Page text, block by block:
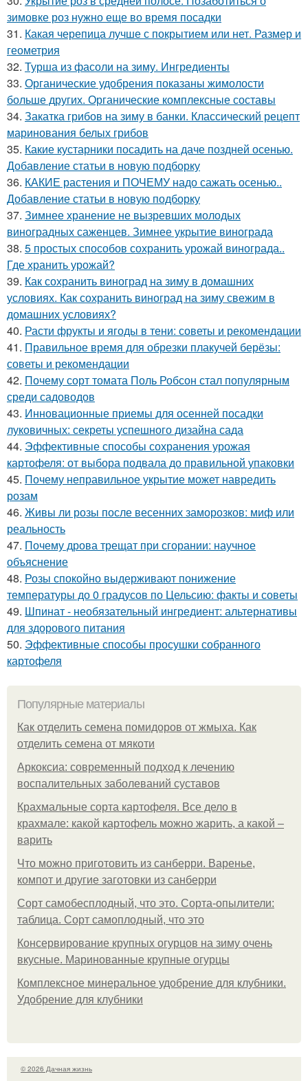
зимовке роз нужно еще во время посадки
31. Какая черепица лучше с покрытием или нет. Размер и
геометрия
32. Турша из фасоли на зиму. Ингредиенты
33. Органические удобрения показаны жимолости
больше других. Органические комплексные составы
34. Закатка грибов на зиму в банки. Классический рецепт
маринования белых грибов
35. Какие кустарники посадить на даче поздней осенью.
Добавление статьи в новую подборку
36. КАКИЕ растения и ПОЧЕМУ надо сажать осенью..
Добавление статьи в новую подборку
37. Зимнее хранение не вызревших молодых
виноградных саженцев. Зимнее укрытие винограда
38. 5 простых способов сохранить урожай винограда..
Где хранить урожай?
39. Как сохранить виноград на зиму в домашних
условиях. Как сохранить виноград на зиму свежим в
домашних условиях?
40. Расти фрукты и ягоды в тени: советы и рекомендации
41. Правильное время для обрезки плакучей берёзы:
советы и рекомендации
42. Почему сорт томата Поль Робсон стал популярным
среди садоводов
43. Инновационные приемы для осенней посадки
луковичных: секреты успешного дизайна сада
44. Эффективные способы сохранения урожая
картофеля: от выбора подвала до правильной упаковки
45. Почему неправильное укрытие может навредить
розам
46. Живы ли розы после весенних заморозков: миф или
реальность
47. Почему дрова трещат при сгорании: научное
объяснение
48. Розы спокойно выдерживают понижение
температуры до 0 градусов по Цельсию: факты и советы
49. Шпинат - необязательный ингредиент: альтернативы
для здорового питания
50. Эффективные способы просушки собранного
картофеля
Популярные материалы
Как отделить семена помидоров от жмыха. Как
отделить семена от мякоти
Аркоксиа: современный подход к лечению
воспалительных заболеваний суставов
Крахмальные сорта картофеля. Все дело в
крахмале: какой картофель можно жарить, а какой –
варить
Что можно приготовить из санберри. Варенье,
компот и другие заготовки из санберри
Сорт самобесплодный, что это. Сорта-опылители:
таблица. Сорт самоплодный, что это
Консервирование крупных огурцов на зиму очень
вкусные. Маринованные крупные огурцы
Комплексное минеральное удобрение для клубники.
Удобрение для клубники
© 2026 Дачная жизнь